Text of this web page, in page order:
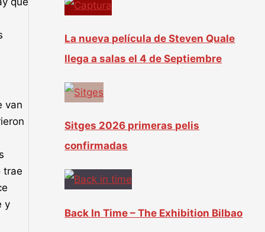
van
trae
y
La nueva película de Steven Quale
llega a salas el 4 de Septiembre
Sitges 2026 primeras pelis
confirmadas
Back In Time – The Exhibition Bilbao